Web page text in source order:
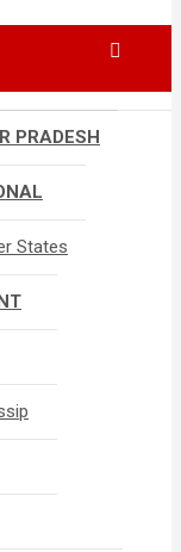
PRADESH
States